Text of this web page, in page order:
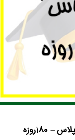
180روزه